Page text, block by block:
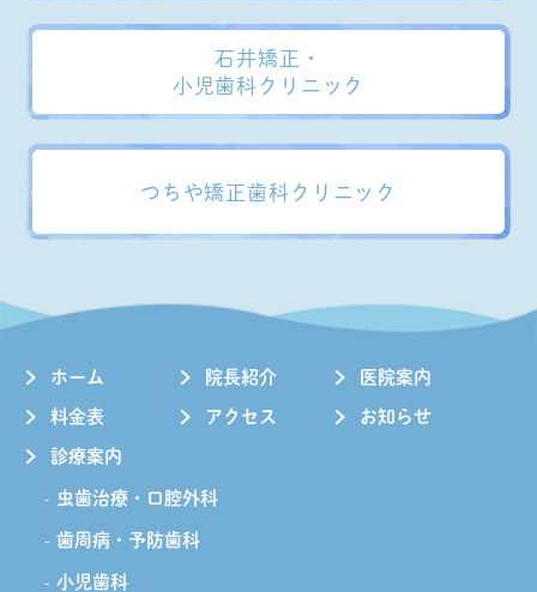
石井矯正・
小児歯科クリニック
つちや矯正歯科クリニック
ホーム 院長紹介 医院案内
料金表 アクセス お知らせ
診療案内
虫歯治療・口腔外科
歯周病・予防歯科
小児歯科